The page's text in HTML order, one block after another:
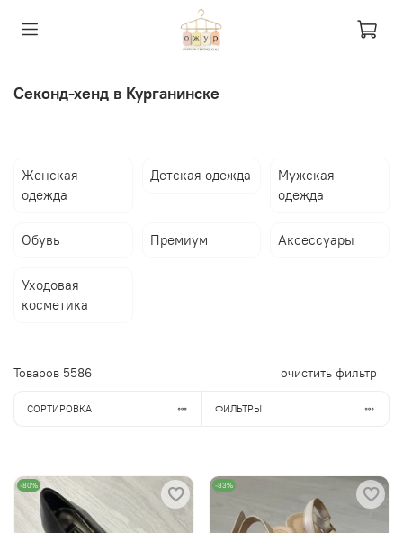
Секонд-хенд в Курганинске
Женская
одежда
Детская одежда
Мужская
одежда
Обувь Премиум Аксессуары
Уходовая
косметика
Товаров 5586 очистить фильтр
СОРТИРОВКА ФИЛЬТРЫ
-80% -83%